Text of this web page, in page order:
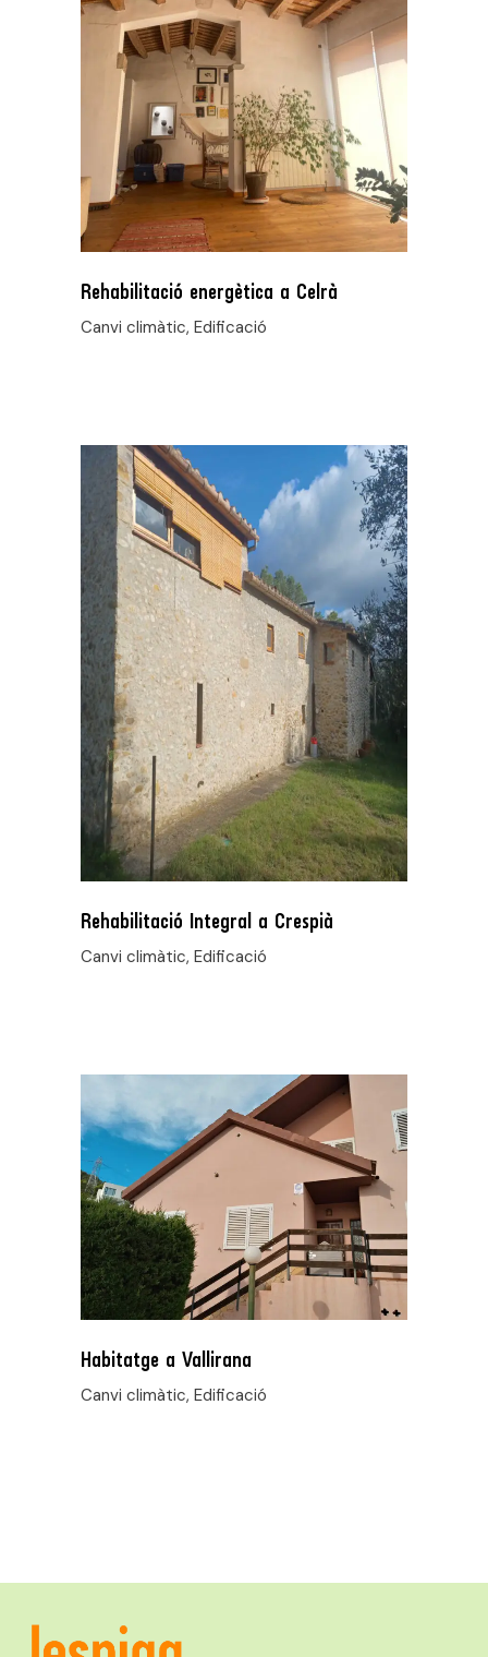
Rehabilitació energètica a Celrà
Canvi climàtic, Edificació
Rehabilitació Integral a Crespià
Canvi climàtic, Edificació
Habitatge a Vallirana
Canvi climàtic, Edificació